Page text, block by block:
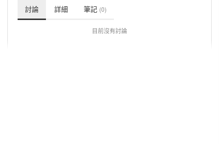
討論 詳細 筆記 (0)
目前沒有討論